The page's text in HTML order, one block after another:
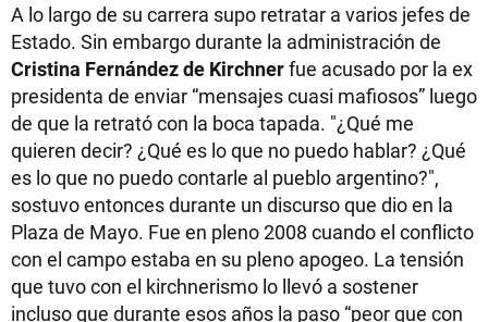
A lo largo de su carrera supo retratar a varios jefes de
Estado. Sin embargo durante la administración de
Cristina Fernández de Kirchnerfue acusado por la ex
presidenta de enviar “mensajes cuasi mafiosos” luego
de que la retrató con la boca tapada. "¿Qué me
quieren decir? ¿Qué es lo que no puedo hablar? ¿Qué
es lo que no puedo contarle al pueblo argentino?",
sostuvo entonces durante un discurso que dio en la
Plaza de Mayo. Fue en pleno 2008 cuando el conflicto
con el campo estaba en su pleno apogeo. La tensión
que tuvo con el kirchnerismo lo llevó a sostener
incluso que durante esos años la paso “peor que con